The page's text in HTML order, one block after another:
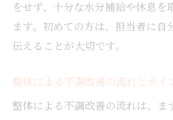
をせず、十分な水分補給や休息を
ます。初めての方は、担当者に自
伝えることが大切です。
整体による不調改善の流れとポイ
整体による不調改善の流れは、ま